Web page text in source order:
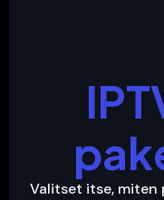
Valitset itse, miten